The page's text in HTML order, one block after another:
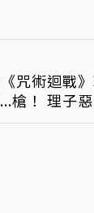
咒術迴戰
槍！ 理子